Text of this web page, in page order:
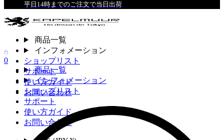
平日14時までのご注文で当日出荷
0
商品一覧
インフォメーション
ショップリスト
サポート
使い方ガイド
お問い合わせ
商品一覧
インフォメーション
ショップリスト
サポート
使い方ガイド
お問い合わせ